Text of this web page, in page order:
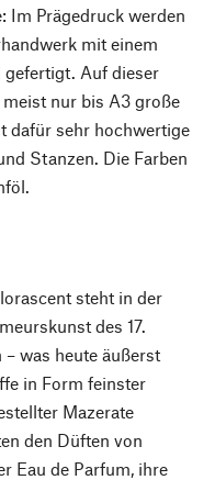
Im Prägedruck werden
mit einem
gefertigt. Auf dieser
nur bis A3 große
dafür sehr hochwertige
Stanzen. Die Farben
steht in der
des 17.
was heute äußerst
in Form feinster
Mazerate
den Düften von
Eau de Parfum, ihre